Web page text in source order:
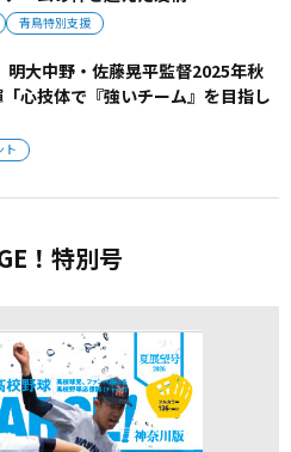
青鳥特別支援
明大中野・佐藤晃平監督2025年秋
心技体で『強いチーム』を目指し
ト
！特別号